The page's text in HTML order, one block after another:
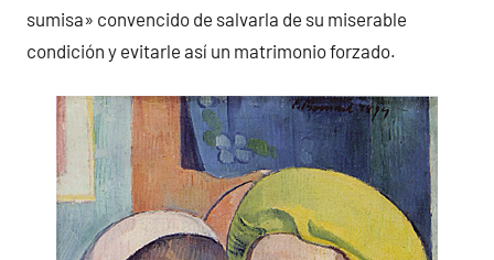
sumisa» convencido de salvarla de su miserable
condición y evitarle así un matrimonio forzado.